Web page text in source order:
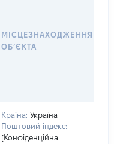
МІСЦЕЗНАХОДЖЕННЯ
ОБʼЄКТА
Країна: Україна
Поштовий індекс:
[Конфіденційна